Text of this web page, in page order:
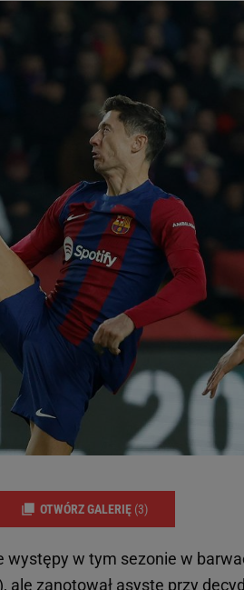
OTWÓRZ GALERIĘ (3)
występy w tym sezonie w
ale zanotował asystę przy